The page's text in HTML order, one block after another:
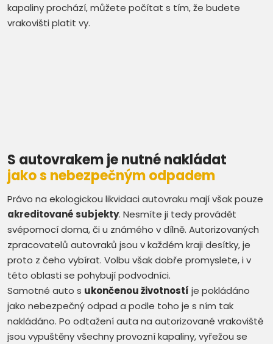
kapaliny prochází, můžete počítat s tím, že budete
vrakovišti platit vy.
S autovrakem je nutné nakládat
jako s nebezpečným odpadem
Právo na ekologickou likvidaci autovraku mají však pouze
akreditované subjekty. Nesmíte ji tedy provádět
svépomocí doma, či u známého v dílně. Autorizovaných
zpracovatelů autovraků jsou v každém kraji desítky, je
proto z čeho vybírat. Volbu však dobře promyslete, i v
této oblasti se pohybují podvodníci.
Samotné auto s ukončenou životností je pokládáno
jako nebezpečný odpad a podle toho je s ním tak
nakládáno. Po odtažení auta na autorizované vrakoviště
jsou vypuštěny všechny provozní kapaliny, vyřežou se